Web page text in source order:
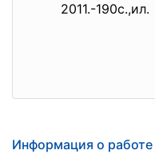
2011.-190с.,ил.
Информация о работе